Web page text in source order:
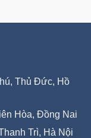
Thủ Đức, Hồ
Hòa, Đồng Nai
Trì, Hà Nội